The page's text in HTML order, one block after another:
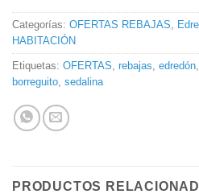
Categorías: OFERTAS REBAJAS,
HABITACIÓN
Etiquetas: OFERTAS, rebajas, edredón,
borreguito, sedalina
PRODUCTOS